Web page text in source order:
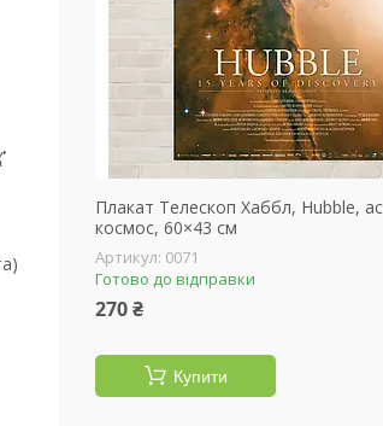
Плакат Телескоп Хаббл, Hubble,
космос, 60×43 см
0071
Готово до відправки
270 ₴
Купити